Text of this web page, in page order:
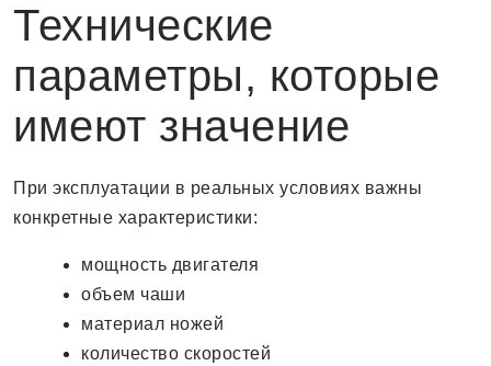
Технические
параметры, которые
имеют значение
При эксплуатации в реальных условиях важны
конкретные характеристики:
мощность двигателя
объем чаши
материал ножей
количество скоростей